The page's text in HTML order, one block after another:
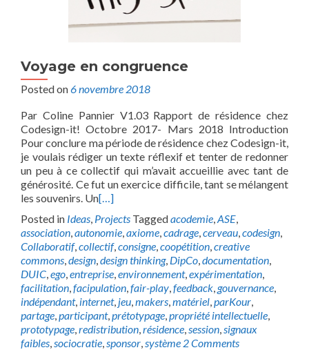
Voyage en congruence
Posted on6 novembre 2018
Par Coline Pannier V1.03 Rapport de résidence chez
Codesign-it! Octobre 2017- Mars 2018 Introduction
Pour conclure ma période de résidence chez Codesign-it,
je voulais rédiger un texte réflexif et tenter de redonner
un peu à ce collectif qui m’avait accueillie avec tant de
générosité. Ce fut un exercice difficile, tant se mélangent
les souvenirs. Un[…]
Posted in Ideas, Projects Taggedacodemie,ASE,
association,autonomie,axiome,cadrage,cerveau,codesign,
Collaboratif,collectif,consigne,coopétition,creative
commons,design,design thinking, DipCo,documentation,
DUIC,ego,entreprise,environnement,expérimentation,
facilitation,facipulation,fair-play,feedback,gouvernance,
indépendant, internet, jeu,makers,matériel,parKour,
partage,participant,prétotypage,propriété intellectuelle,
prototypage,redistribution,résidence,session,signaux
faibles,sociocratie,sponsor,système 2 Comments